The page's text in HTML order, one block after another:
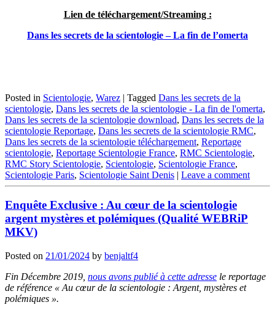
Lien de téléchargement/Streaming :
Dans les secrets de la scientologie – La fin de l’omerta
Posted in Scientologie, Warez | Tagged Dans les secrets de la
scientologie, Dans les secrets de la scientologie - La fin de l'omerta,
Dans les secrets de la scientologie download, Dans les secrets de la
scientologie Reportage, Dans les secrets de la scientologie RMC,
Dans les secrets de la scientologie téléchargement, Reportage
scientologie, Reportage Scientologie France, RMC Scientologie,
RMC Story Scientologie, Scientologie, Scientologie France,
Scientologie Paris, Scientologie Saint Denis | Leave a comment
Enquête Exclusive : Au cœur de la scientologie
argent mystères et polémiques (Qualité WEBRiP
MKV)
Posted on 21/01/2024 by benjaltf4
Fin Décembre 2019, nous avons publié à cette adresse le reportage
de référence « Au cœur de la scientologie : Argent, mystères et
polémiques ».